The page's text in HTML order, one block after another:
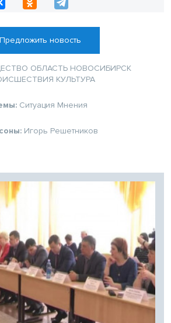
Предложить новость
ОБЛАСТЬ НОВОСИБИРСК
КУЛЬТУРА
Ситуация Мнения
Игорь Решетников